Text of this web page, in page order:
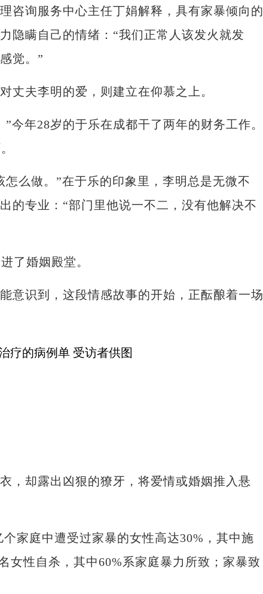
咨询服务中心主任丁娟解释，具有家暴倾向的
隐瞒自己的情绪：“我们正常人该发火就发
觉。”
夫李明的爱，则建立在仰慕之上。
年28岁的于乐在成都干了两年的财务工作。
么做。”在于乐的印象里，李明总是无微不
的专业：“部门里他说一不二，没有他解决不
了婚姻殿堂。
识到，这段情感故事的开始，正酝酿着一场
却露出凶狠的獠牙，将爱情或婚姻推入悬
庭中遭受过家暴的女性高达30%，其中施
女性自杀，其中60%系家庭暴力所致；家暴致